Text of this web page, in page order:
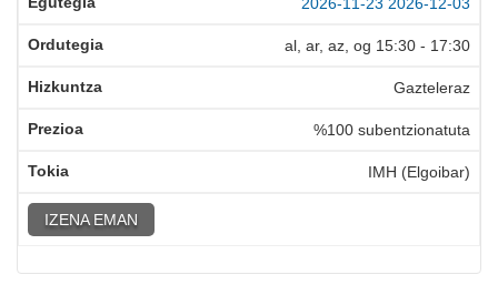
al, ar, az, og 15:30 - 17:30
Gazteleraz
%100 subentzionatuta
IMH (Elgoibar)
IZENA EMAN